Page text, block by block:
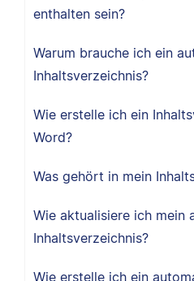
enthalten sein?
Warum brauche ich ein
Inhaltsverzeichnis?
Wie erstelle ich ein
Word?
Was gehört in mein
Wie aktualisiere ich mein
Inhaltsverzeichnis?
Wie erstelle ich ein